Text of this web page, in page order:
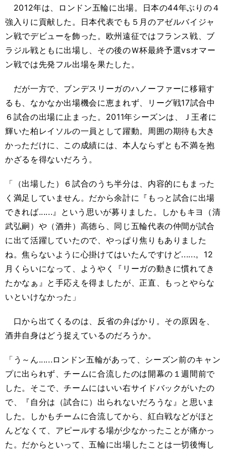
2012年は、ロンドン五輪に出場。日本の44年ぶりの４
強入りに貢献した。日本代表でも５月のアゼルバイジャ
ン戦でデビューを飾った。欧州遠征ではフランス戦、ブ
ラジル戦ともに出場し、その後のＷ杯最終予選vsオマー
ン戦では先発フル出場を果たした。
だが一方で、ブンデスリーガのハノーファーに移籍す
るも、なかなか出場機会に恵まれず、リーグ戦17試合中
６試合の出場に止まった。2011年シーズンは、Ｊ王者に
輝いた柏レイソルの一員として躍動。周囲の期待も大き
かっただけに、この成績には、本人ならずとも不満を抱
かざるを得ないだろう。
「（出場した）６試合のうち半分は、内容的にもまった
く満足していません。だから余計に『もっと試合に出場
できれば......』という思いが募りました。しかもキヨ（清
武弘嗣）や（酒井）高徳ら、同じ五輪代表の仲間が試合
に出て活躍していたので、やっぱり焦りもありました
ね。焦らないように心掛けてはいたんですけど......。12
月くらいになって、ようやく『リーガの動きに慣れてき
たかなぁ』と手応えを得ましたが、正直、もっとやらな
いといけなかった」
口から出てくるのは、反省の弁ばかり。その原因を、
酒井自身はどう捉えているのだろうか。
「う～ん......ロンドン五輪があって、シーズン前のキャン
プに出られず、チームに合流したのは開幕の１週間前で
した。そこで、チームにはいい右サイドバックがいたの
で、『自分は（試合に）出られないだろうな』と思いま
した。しかもチームに合流してから、紅白戦などがほと
んどなくて、アピールする場が少なかったことが痛かっ
た。だからといって、五輪に出場したことは一切後悔し